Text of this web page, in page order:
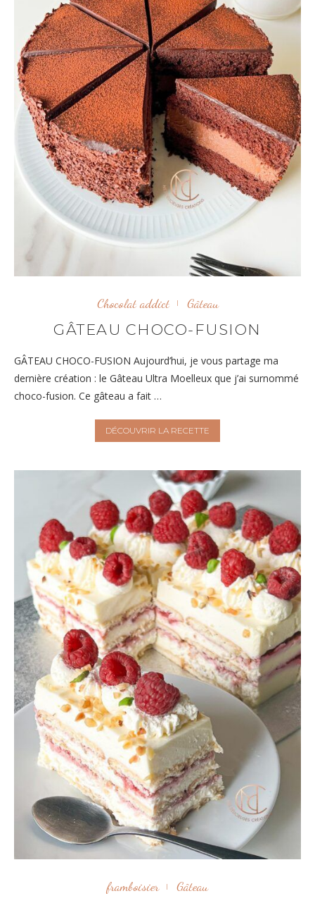
Chocolat addict Gâteau
GÂTEAU CHOCO-FUSION
GÂTEAU CHOCO-FUSION Aujourd’hui, je vous partage ma
dernière création : le Gâteau Ultra Moelleux que j’ai surnommé
choco-fusion. Ce gâteau a fait …
DÉCOUVRIR LA RECETTE
framboisier Gâteau